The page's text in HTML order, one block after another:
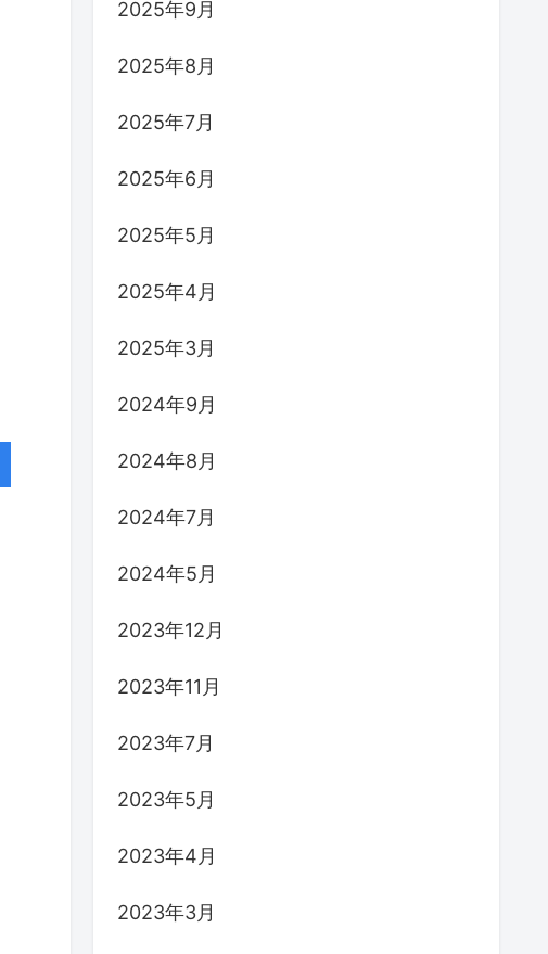
2025年9月
2025年8月
2025年7月
2025年6月
2025年5月
2025年4月
2025年3月
2024年9月
2024年8月
2024年7月
2024年5月
2023年12月
2023年11月
2023年7月
2023年5月
2023年4月
2023年3月